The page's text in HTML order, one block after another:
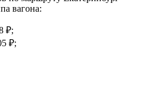
вагона:
₽;
₽;